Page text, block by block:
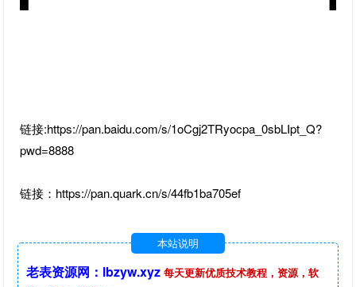
链接:https://pan.baidu.com/s/1oCgj2TRyocpa_0sbLIpt_Q?
pwd=8888
链接：https://pan.quark.cn/s/44fb1ba705ef
本站说明
老表资源网：lbzyw.xyz 每天更新优质技术教程，资源，软